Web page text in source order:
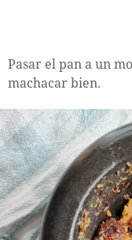
Pasar el pan a un
machacar bien.